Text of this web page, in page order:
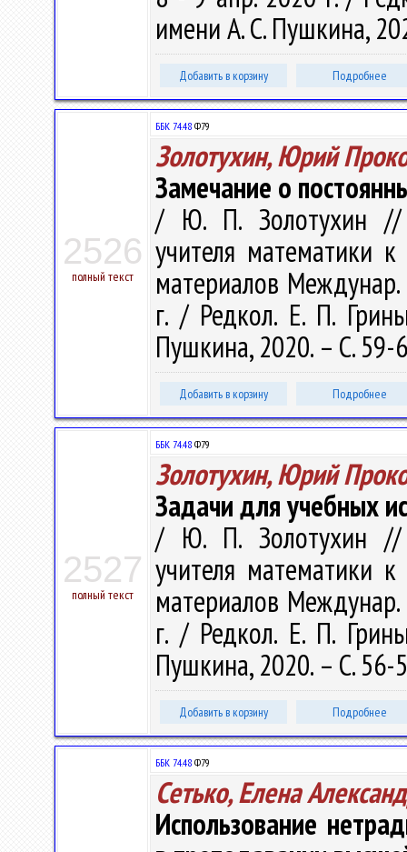
имени А. С. Пушкина,
Добавить в корзину Подробнее
2526
полный текст
ББК 74.48 Ф79
Золотухин, Юрий
Замечание о
/ Ю. П. Золотухин //
учителя математики
материалов Междунар.
г. / Редкол. Е. П.
Пушкина, 2020. – С. 59-
Добавить в корзину Подробнее
2527
полный текст
ББК 74.48 Ф79
Золотухин, Юрий
Задачи для учебных
/ Ю. П. Золотухин //
учителя математики
материалов Междунар.
г. / Редкол. Е. П.
Пушкина, 2020. – С. 56-
Добавить в корзину Подробнее
ББК 74.48 Ф79
Сетько, Елена
Использование